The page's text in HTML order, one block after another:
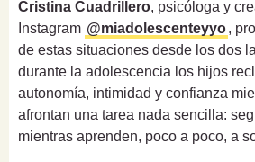
Cristina Cuadrillero, psicóloga y
Instagram @miadolescenteyyo,
de estas situaciones desde los dos
durante la adolescencia los hijos
autonomía, intimidad y confianza
afrontan una tarea nada sencilla:
mientras aprenden, poco a poco, a